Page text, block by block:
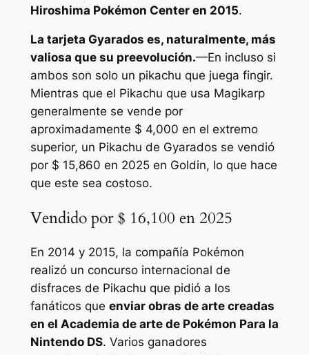
Hiroshima Pokémon Center en 2015.
La tarjeta Gyarados es, naturalmente, más
valiosa que su preevolución.—En incluso si
ambos son solo un pikachu que juega fingir.
Mientras que el Pikachu que usa Magikarp
generalmente se vende por
aproximadamente $ 4,000 en el extremo
superior, un Pikachu de Gyarados se vendió
por $ 15,860 en 2025 en Goldin, lo que hace
que este sea costoso.
Vendido por $ 16,100 en 2025
En 2014 y 2015, la compañía Pokémon
realizó un concurso internacional de
disfraces de Pikachu que pidió a los
fanáticos que enviar obras de arte creadas
en el Academia de arte de Pokémon Para la
Nintendo DS. Varios ganadores